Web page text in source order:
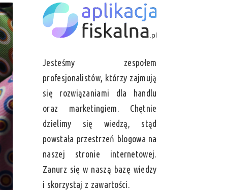
Jesteśmy zespołem
profesjonalistów, którzy zajmują
się rozwiązaniami dla handlu
oraz marketingiem. Chętnie
dzielimy się wiedzą, stąd
powstała przestrzeń blogowa na
naszej stronie internetowej.
Zanurz się w naszą bazę wiedzy
i skorzystaj z zawartości.